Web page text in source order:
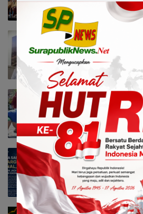
Pemerintahan 7 Agustus
Satpol PP Ungkap
Pencurian Kursi
Pakai Ambulans
Hukrim 7 Agustus 2026
Semarak HUT ke-81
Disabilitas Surabaya
Kalijudan
Pemerintahan 7 Agustus
Raih Dua
Surabaya Buktikan
Pertumbuhan Ekonomi
Pemerintahan 7 Agustus